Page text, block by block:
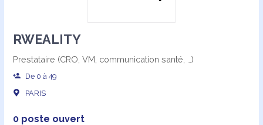
RWEALITY
Prestataire (CRO, VM, communication santé, …)
De 0 à 49
PARIS
0 poste ouvert